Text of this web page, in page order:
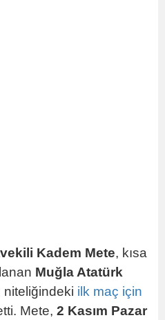
Kadem Mete, kısa
Muğla Atatürk
niteliğindeki ilk maç için
Mete, 2 Kasım Pazar